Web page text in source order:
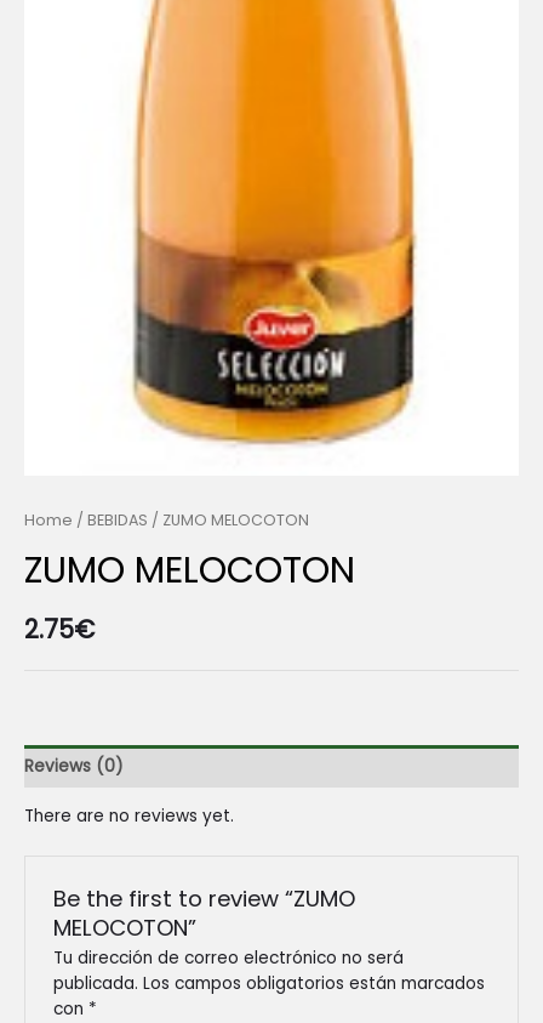
Home / BEBIDAS / ZUMO MELOCOTON
ZUMO MELOCOTON
2.75€
Reviews (0)
There are no reviews yet.
Be the first to review “ZUMO
MELOCOTON”
Tu dirección de correo electrónico no será
publicada. Los campos obligatorios están marcados
con *